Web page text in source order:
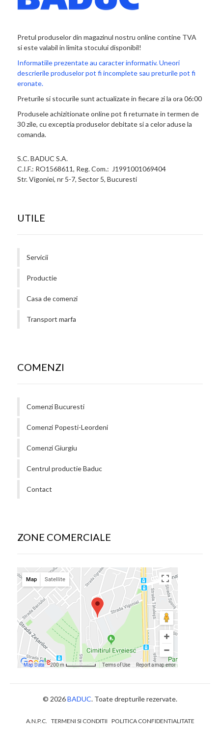
Pretul produselor din magazinul nostru online contine TVA
si este valabil in limita stocului disponibil!
Informatiile prezentate au caracter informativ. Uneori
descrierile produselor pot fi incomplete sau preturile pot fi
eronate.
Preturile si stocurile sunt actualizate in fiecare zi la ora 06:00
Produsele achizitionate online pot fi returnate in termen de
30 zile, cu exceptia produselor debitate si a celor aduse la
comanda.
S.C. BADUC S.A.
C.I.F.: RO1568611, Reg. Com.: J1991001069404
Str. Vigoniei, nr 5-7, Sector 5, Bucuresti
UTILE
Servicii
Productie
Casa de comenzi
Transport marfa
COMENZI
Comenzi Bucuresti
Comenzi Popesti-Leordeni
Comenzi Giurgiu
Centrul productie Baduc
Contact
ZONE COMERCIALE
© 2026BADUC. Toate drepturile rezervate.
A.N.P.C. TERMENI SI CONDITII POLITICA CONFIDENTIALITATE